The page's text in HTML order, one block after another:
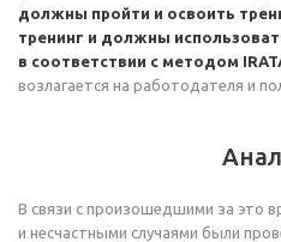
должны пройти и освоить
тренинг и должны
в соответствии с методом
возлагается на работодателя и
В связи с произошедшими за это
и несчастными случаями были